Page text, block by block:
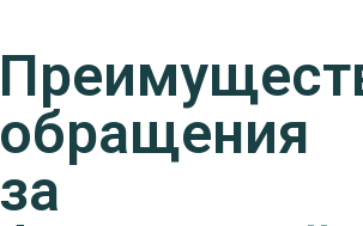
обращения
за